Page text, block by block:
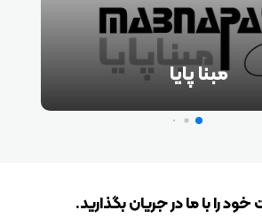
مبنا پایا
را با ما در جریان بگذارید.